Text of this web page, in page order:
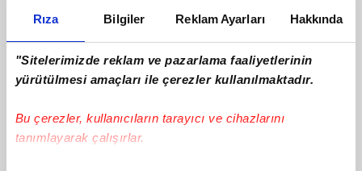
Rıza Bilgiler Reklam Ayarları Hakkında
"Sitelerimizde reklam ve pazarlama faaliyetlerinin
yürütülmesi amaçları ile çerezler kullanılmaktadır.
Bu çerezler, kullanıcıların tarayıcı ve cihazlarını
tanımlayarak çalışırlar.
Ertuğrul Doğan'dan Mohamed Salah